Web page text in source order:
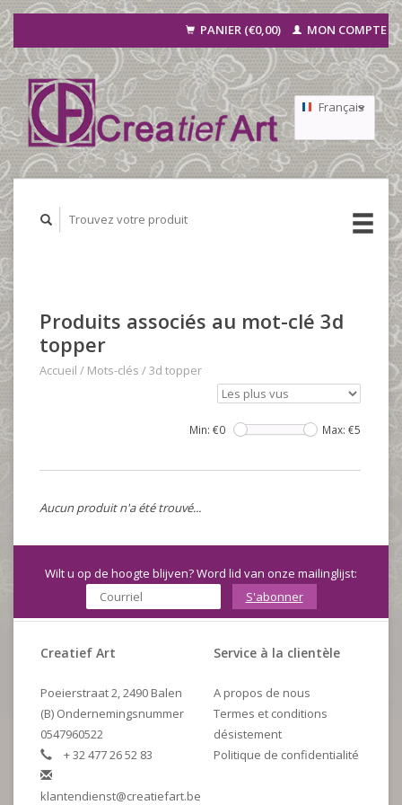
PANIER (€0,00) MON COMPTE
Français
Nederlands
Produits associés au mot-clé 3d
topper
Accueil / Mots-clés /3d topper
Min: €0 Max: €5
Aucun produit n'a été trouvé...
Wilt u op de hoogte blijven? Word lid van onze mailinglijst:
S'abonner
Creatief Art
Poeierstraat 2, 2490 Balen
(B) Ondernemingsnummer
0547960522
+ 32 477 26 52 83
klantendienst@creatiefart.be
Service à la clientèle
A propos de nous
Termes et conditions
désistement
Politique de confidentialité